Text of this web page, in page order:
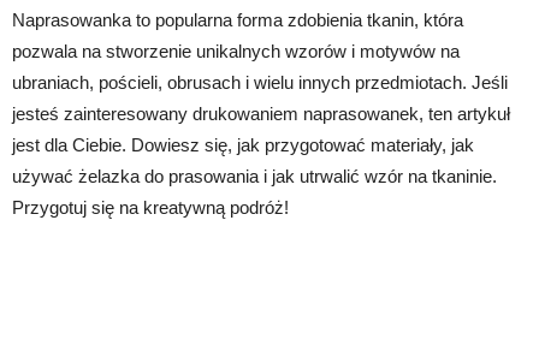
Naprasowanka to popularna forma zdobienia tkanin, która
pozwala na stworzenie unikalnych wzorów i motywów na
ubraniach, pościeli, obrusach i wielu innych przedmiotach. Jeśli
jesteś zainteresowany drukowaniem naprasowanek, ten artykuł
jest dla Ciebie. Dowiesz się, jak przygotować materiały, jak
używać żelazka do prasowania i jak utrwalić wzór na tkaninie.
Przygotuj się na kreatywną podróż!